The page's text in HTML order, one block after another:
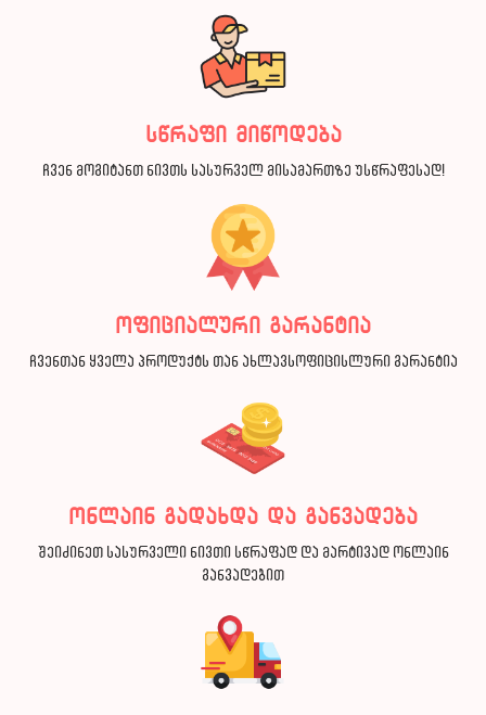
სწრაფი მიწოდება
ჩვენ მოგიტანთ ნივთს სასურველ მისამართზე უსწრაფესად!
ოფიციალური გარანტია
ჩვენთან ყველა პროდუქტს თან ახლავსოფიცისლური გარანტია
ონლაინ გადახდა და განვადება
შეიძინეთ სასურველი ნივთი სწრაფად და მარტივად ონლაინ
განვადებით